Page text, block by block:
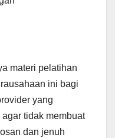
materi pelatihan
ini bagi
yang
tidak membuat
dan jenuh